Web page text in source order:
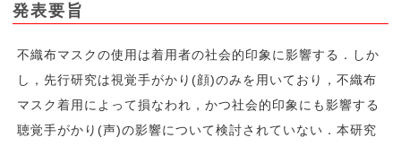
発表要旨
不織布マスクの使用は着用者の社会的印象に影響する．しか
し，先行研究は視覚手がかり(顔)のみを用いており，不織布
マスク着用によって損なわれ，かつ社会的印象にも影響する
聴覚手がかり(声)の影響について検討されていない．本研究